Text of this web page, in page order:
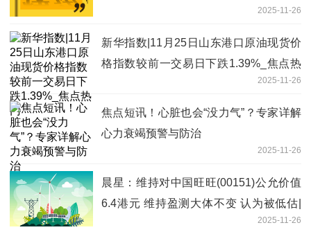
2025-11-26
新华指数|11月25日山东港口原油现货价
格指数较前一交易日下跌1.39%_焦点热
2025-11-26
焦点短讯！心脏也会“没力气”？专家详解
心力衰竭预警与防治
2025-11-26
晨星：维持对中国旺旺(00151)公允价值
6.4港元 维持盈测大体不变 认为被低估|
2025-11-26